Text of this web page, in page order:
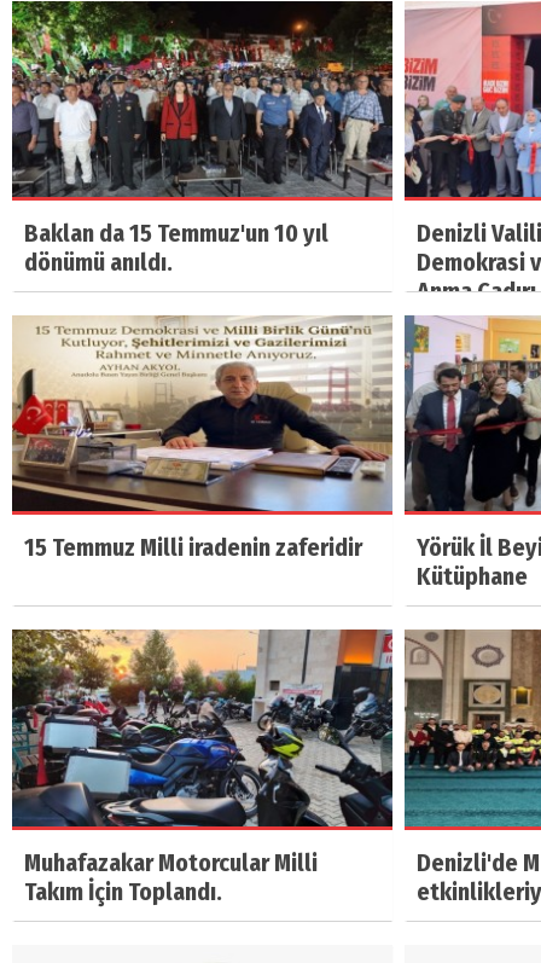
Baklan da 15 Temmuz'un 10 yıl
dönümü anıldı.
Denizli
Demokrasi
Anma
15 Temmuz Milli iradenin zaferidir
Yörük İl
Kütüphane
Muhafazakar Motorcular Milli
Takım İçin Toplandı.
Denizli'de